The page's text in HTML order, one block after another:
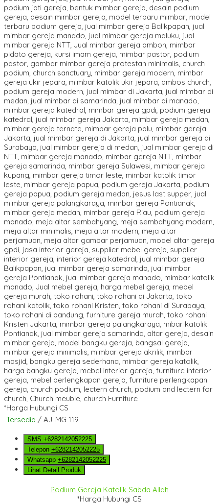
*Harga Hubungi CS
Tersedia / AJ-MG 119
SMS +6282142052225
Telepon +6282142052225
Whatsapp +6282142052225
Lihat Detail Produk
Podium Gereja Katolik Sabda Allah
*Harga Hubungi CS